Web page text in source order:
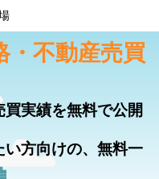
・不動産売買
実績を無料で公開
方向けの、無料一